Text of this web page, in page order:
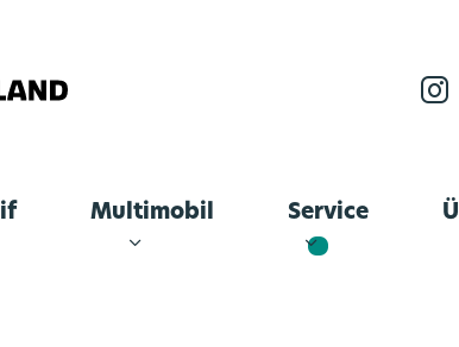
Multimobil Service